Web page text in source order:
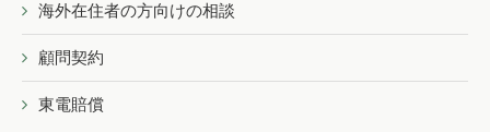
海外在住者の方向けの相談
顧問契約
東電賠償